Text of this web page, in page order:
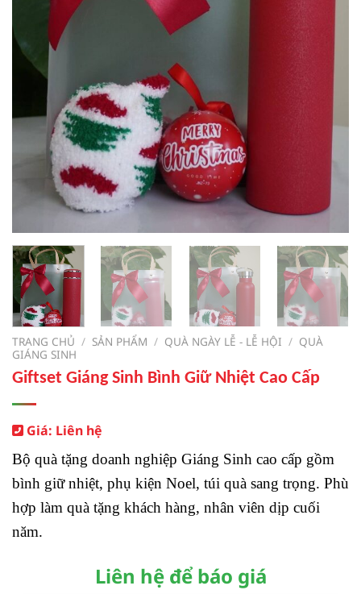
TRANG CHỦ / SẢN PHẨM / QUÀ NGÀY LỄ - LỄ HỘI / QUÀ
GIÁNG SINH
Giftset Giáng Sinh Bình Giữ Nhiệt Cao Cấp
Giá: Liên hệ
Bộ quà tặng doanh nghiệp Giáng Sinh cao cấp gồm
bình giữ nhiệt, phụ kiện Noel, túi quà sang trọng. Phù
hợp làm quà tặng khách hàng, nhân viên dịp cuối
năm.
Liên hệ để báo giá